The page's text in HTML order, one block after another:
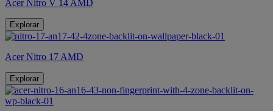
Acer Nitro V 14 AMD
Explorar
Acer Nitro 17 AMD
Explorar